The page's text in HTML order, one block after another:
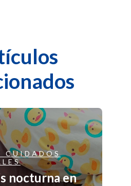
CUIDADOS
nocturna en